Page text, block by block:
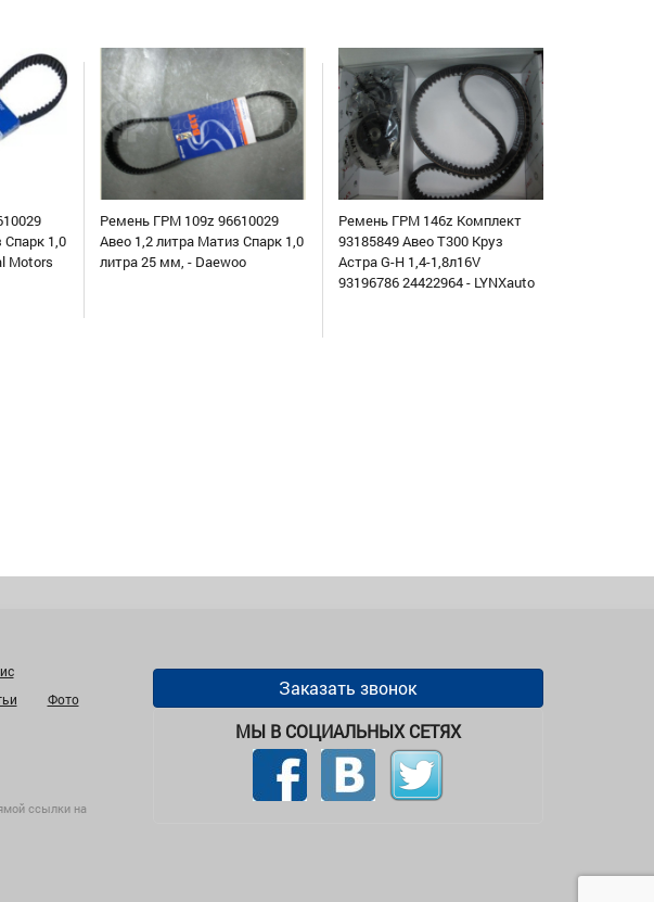
Спарк 1,0
Motors
Ремень ГРМ 109z 96610029
Авео 1,2 литра Матиз Спарк 1,0
литра 25 мм, - Daewoo
Ремень ГРМ 146z Комплект
93185849 Авео Т300 Круз
Астра G-H 1,4-1,8л16V
93196786 24422964 - LYNXauto
Фото
ссылки на
Заказать звонок
МЫ В СОЦИАЛЬНЫХ СЕТЯХ